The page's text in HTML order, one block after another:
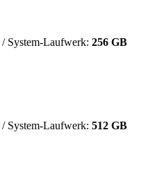
/ System-Laufwerk: 256 GB
/ System-Laufwerk: 512 GB